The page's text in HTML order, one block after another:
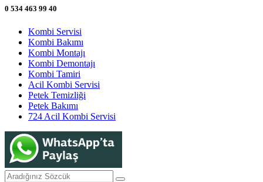
0 534 463 99 40
Kombi Servisi
Kombi Bakımı
Kombi Montajı
Kombi Demontajı
Kombi Tamiri
Acil Kombi Servisi
Petek Temizliği
Petek Bakımı
724 Acil Kombi Servisi